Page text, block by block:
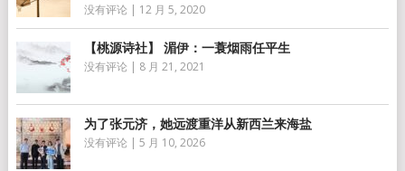
没有评论 | 12 月 5, 2020
【桃源诗社】 湄伊：一蓑烟雨任平生
没有评论 | 8 月 21, 2021
为了张元济，她远渡重洋从新西兰来海盐
没有评论 | 5 月 10, 2026